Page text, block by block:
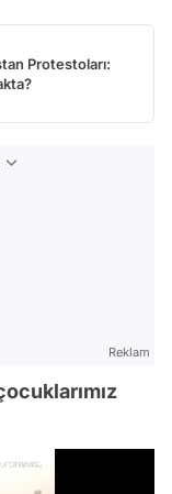
Protestoları:
Reklam